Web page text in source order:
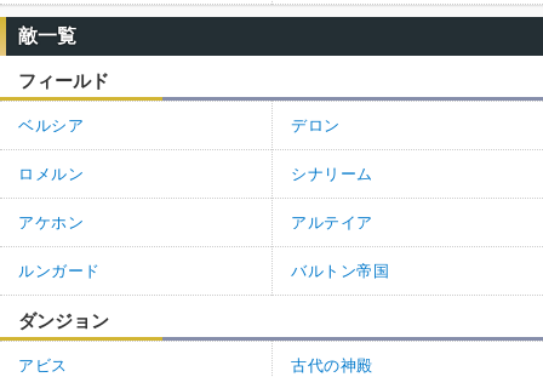
敵一覧
フィールド
ベルシア デロン
ロメルン シナリーム
アケホン アルテイア
ルンガード バルトン帝国
ダンジョン
アビス 古代の神殿